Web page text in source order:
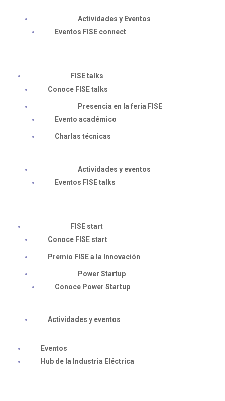
Actividades y Eventos
Eventos FISE connect
FISE talks
Conoce FISE talks
Presencia en la feria FISE
Evento académico
Charlas técnicas
Actividades y eventos
Eventos FISE talks
FISE start
Conoce FISE start
Premio FISE a la Innovación
Power Startup
Conoce Power Startup
Actividades y eventos
Eventos
Hub de la Industria Eléctrica